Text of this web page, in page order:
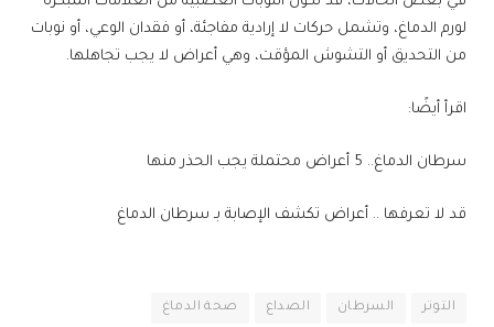
لورم الدماغ، وتشمل حركات لا إرادية مفاجئة، أو فقدان الوعي، أو نوبات
من التحديق أو التشوش المؤقت، وهي أعراض لا يجب تجاهلها.
اقرأ أيضًا:
سرطان الدماغ.. 5 أعراض محتملة يجب الحذر منها
قد لا تعرفها .. أعراض تكشف الإصابة بـ سرطان الدماغ
التوتر السرطان الصداع صحة الدماغ